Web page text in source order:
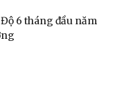
6 tháng đầu năm